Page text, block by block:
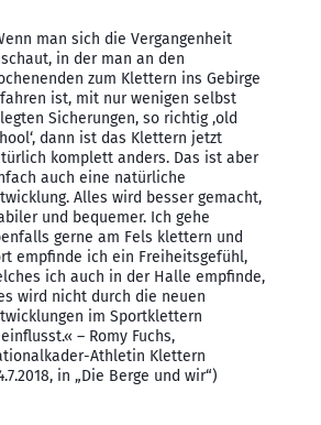
man sich die Vergangenheit
in der man an den
zum Klettern ins Gebirge
ist, mit nur wenigen selbst
Sicherungen, so richtig ‚old
dann ist das Klettern jetzt
komplett anders. Das ist aber
auch eine natürliche
Alles wird besser gemacht,
und bequemer. Ich gehe
gerne am Fels klettern und
empfinde ich ein Freiheitsgefühl,
ich auch in der Halle empfinde,
wird nicht durch die neuen
im Sportklettern
– Romy Fuchs,
Athletin Klettern
in „Die Berge und wir“)